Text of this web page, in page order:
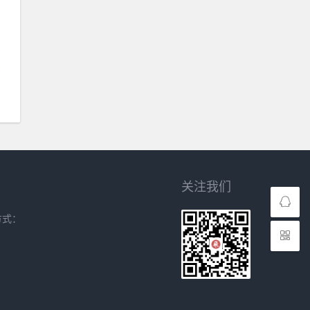
：
关注我们